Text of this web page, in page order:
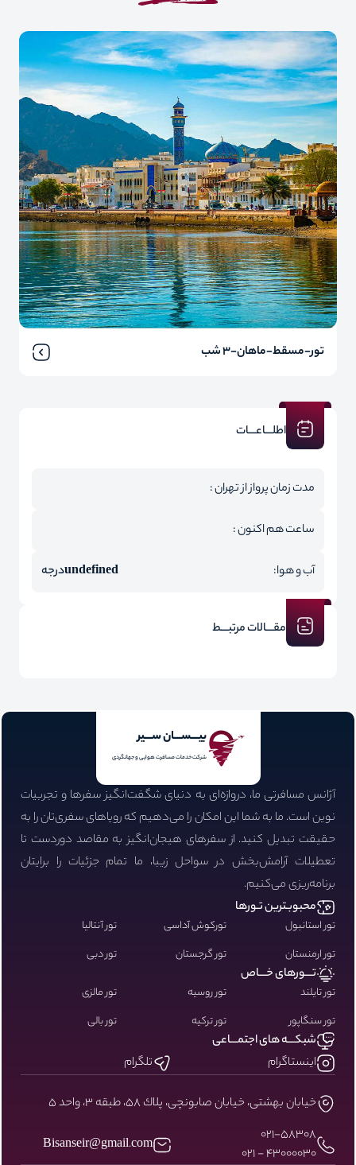
تور-مسقط-ماهان-3 شب
اطلـــاعـــات
مدت زمان پرواز از تهران :
ساعت هم اکنون :
آب و هوا: undefinedدرجه
مقـــالات مرتبـــط
بیـــســـان ســـیر
شرکت خدمات مسافرت هوایی و جهانگردی
آژانس مسافرتی ما، دروازه‌ای به دنیای شگفت‌انگیز سفرها و تجربیات
نوین است. ما به شما این امکان را می‌دهیم که رویاهای سفری‌تان را به
حقیقت تبدیل کنید. از سفرهای هیجان‌انگیز به مقاصد دوردست تا
تعطیلات آرامش‌بخش در سواحل زیبا، ما تمام جزئیات را برایتان
برنامه‌ریزی می‌کنیم.
محبوبـترین تـورها
تور استانبول تورکوش آداسی
تور آنتالیا
تور ارمنستان
تور گرجستان تور دبی
تـــورهای خـــاص
تور تایلند تور روسیه
تور مالزی
تور سنگاپور
تور ترکیه تور بالی
شبکـــه های اجتمـــاعی
اینستاگرام
تلگرام
خيابان بهشتى، خيابان صابونچى، پلاك ٥٨، طبقه ٣، واحد ٥
۰۲۱-58308
43000030 - 021
Bisanseir@gmail.com